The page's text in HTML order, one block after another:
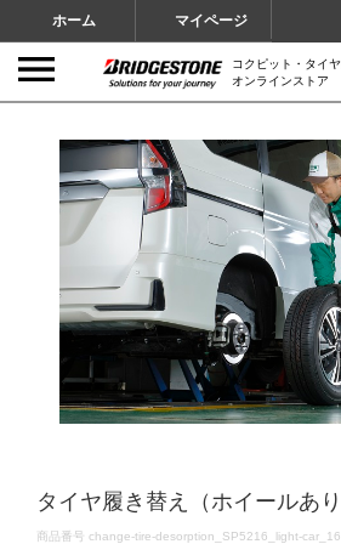
ホーム マイページ
コクピット・タイ
オンラインストア
タイヤ履き替え（ホイールあ
DETAILS
商品番号 change-tire-desorption_SP5216_light-car_16